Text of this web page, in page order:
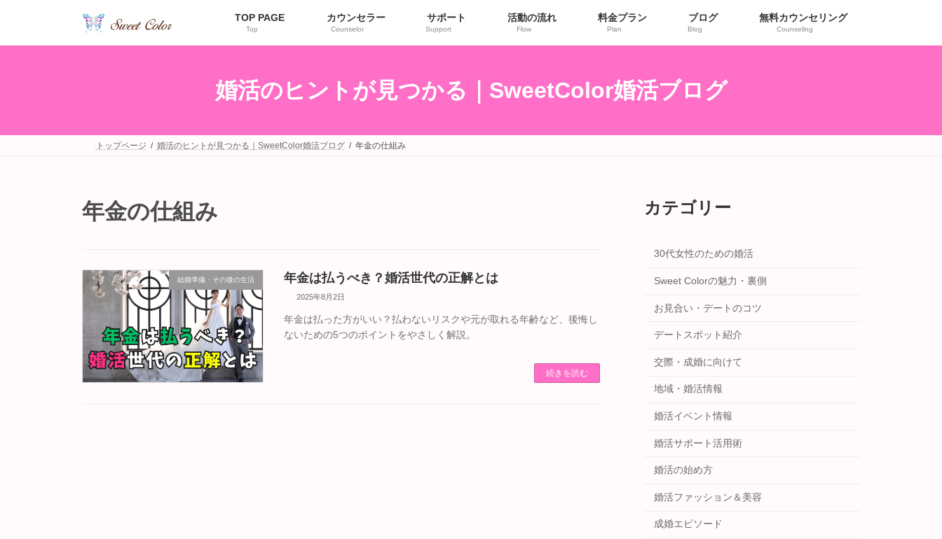
プ
動
TOP PAGE
Top
カウンセラー
Counselor
サポート
Support
活動の流れ
Flow
料金プラン
Plan
ブログ
Blog
無料カウンセリング
Counseling
婚活のヒントが見つかる｜SweetColor婚活ブログ
トップページ 婚活のヒントが見つかる｜SweetColor婚活ブログ 年金の仕組み
年金の仕組み
結婚準備・その後の生活 年金は払うべき？婚活世代の正解とは
2025年8月2日
年金は払った方がいい？払わないリスクや元が取れる年齢など、後悔し
ないための5つのポイントをやさしく解説。
続きを読む
カテゴリー
30代女性のための婚活
Sweet Colorの魅力・裏側
お見合い・デートのコツ
デートスポット紹介
交際・成婚に向けて
地域・婚活情報
婚活イベント情報
婚活サポート活用術
婚活の始め方
婚活ファッション＆美容
成婚エピソード